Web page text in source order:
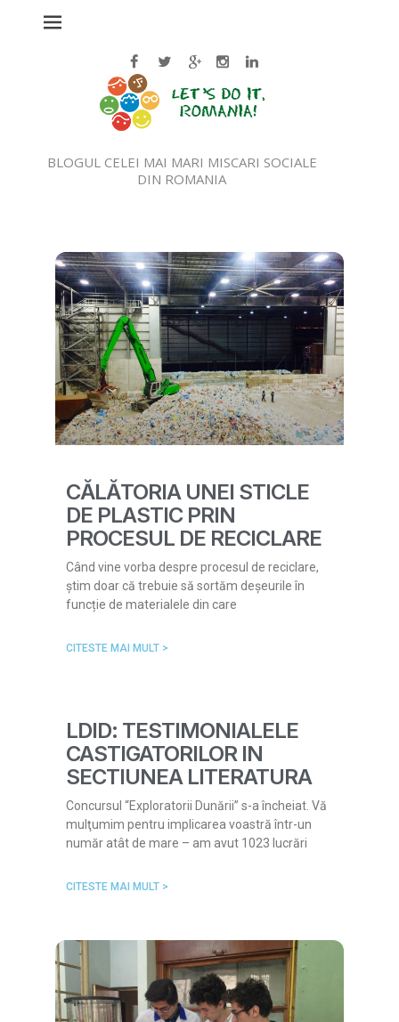
BLOGUL CELEI MAI MARI MISCARI SOCIALE
DIN ROMANIA
CĂLĂTORIA UNEI STICLE
DE PLASTIC PRIN
PROCESUL DE RECICLARE
Când vine vorba despre procesul de reciclare,
știm doar că trebuie să sortăm deșeurile în
funcție de materialele din care
CITESTE MAI MULT >
LDID: TESTIMONIALELE
CASTIGATORILOR IN
SECTIUNEA LITERATURA
Concursul “Exploratorii Dunării” s-a încheiat. Vă
mulţumim pentru implicarea voastră într-un
număr atât de mare – am avut 1023 lucrări
CITESTE MAI MULT >